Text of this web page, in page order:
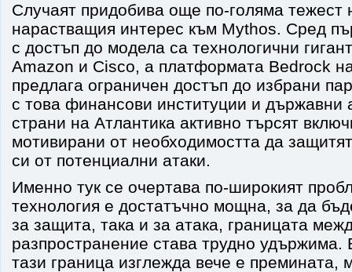
Случаят придобива още по-голяма тежест
нарастващия интерес към Mythos. Сред
с достъп до модела са технологични
Amazon и Cisco, а платформата Bedrock
предлага ограничен достъп до избрани
с това финансови институции и държавни
страни на Атлантика активно търсят
мотивирани от необходимостта да
си от потенциални атаки.
Именно тук се очертава по-широкият
технология е достатъчно мощна, за да
за защита, така и за атака, границата
разпространение става трудно удържима.
тази граница изглежда вече е премината,